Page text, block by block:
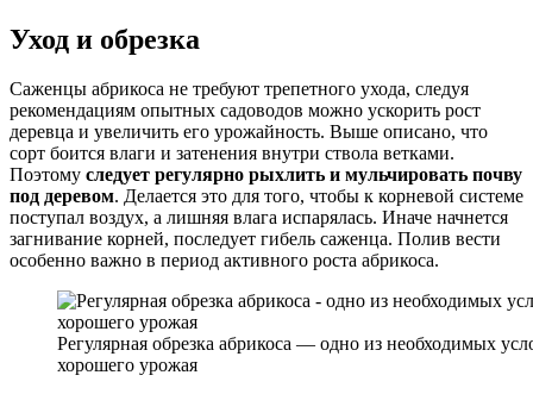
Уход и обрезка
Саженцы абрикоса не требуют трепетного ухода, следуя
рекомендациям опытных садоводов можно ускорить рост
деревца и увеличить его урожайность. Выше описано, что
сорт боится влаги и затенения внутри ствола ветками.
Поэтому следует регулярно рыхлить и мульчировать почву
под деревом. Делается это для того, чтобы к корневой системе
поступал воздух, а лишняя влага испарялась. Иначе начнется
загнивание корней, последует гибель саженца. Полив вести
особенно важно в период активного роста абрикоса.
Регулярная обрезка абрикоса — одно из необходимых
хорошего урожая